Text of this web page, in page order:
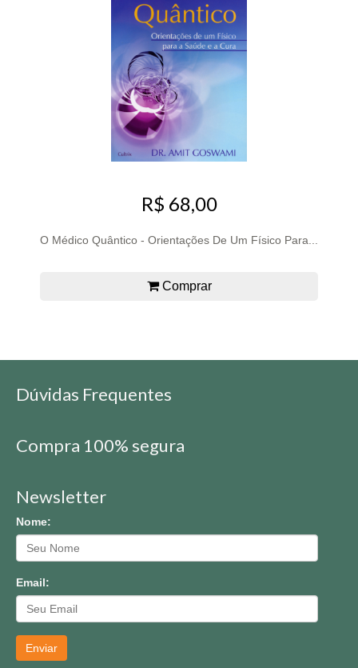
R$ 68,00
O Médico Quântico - Orientações De Um Físico Para...
Comprar
Dúvidas Frequentes
Compra 100% segura
Newsletter
Nome:
Email:
Enviar